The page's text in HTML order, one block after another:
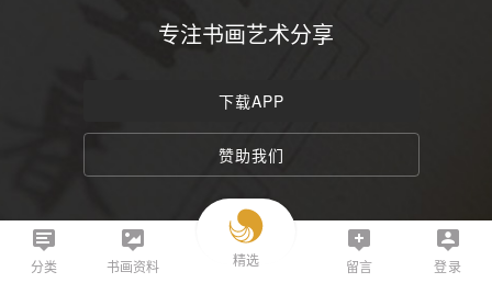
专注书画艺术分享
下载APP
赞助我们
分类 书画资料 精选 留言 登录